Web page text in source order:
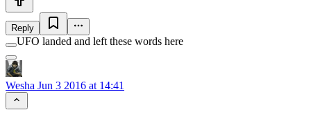
Reply
UFO landed and left these words here
Wesha Jun 3 2016 at 14:41